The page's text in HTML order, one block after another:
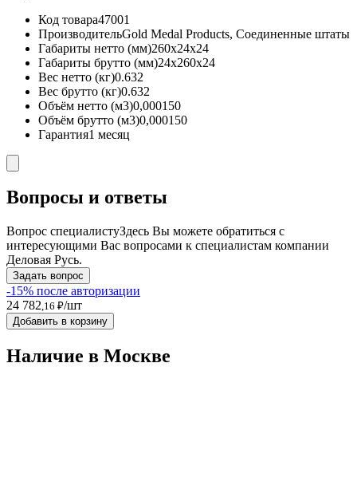
Код товара47001
ПроизводительGold Medal Products, Соединенные штаты
Габариты нетто (мм)260x24x24
Габариты брутто (мм)24x260x24
Вес нетто (кг)0.632
Вес брутто (кг)0.632
Объём нетто (м3)0,000150
Объём брутто (м3)0,000150
Гарантия1 месяц
Вопросы и ответы
Вопрос специалистуЗдесь Вы можете обратиться с
интересующими Вас вопросами к специалистам компании
Деловая Русь.
Задать вопрос
-15% после авторизации
24 782,16 ₽/шт
Добавить в корзину
Наличие в Москвe